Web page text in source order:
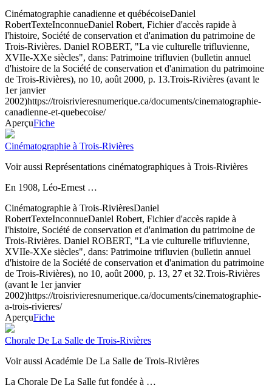
Cinématographie canadienne et québécoiseDaniel
RobertTexteInconnueDaniel Robert, Fichier d'accès rapide à
l'histoire, Société de conservation et d'animation du patrimoine de
Trois-Rivières. Daniel ROBERT, "La vie culturelle trifluvienne,
XVIIe-XXe siècles", dans: Patrimoine trifluvien (bulletin annuel
d'histoire de la Société de conservation et d'animation du patrimoine
de Trois-Rivières), no 10, août 2000, p. 13.Trois-Rivières (avant le
1er janvier
2002)https://troisrivieresnumerique.ca/documents/cinematographie-
canadienne-et-quebecoise/
AperçuFiche
Cinématographie à Trois-Rivières
Voir aussi Représentations cinématographiques à Trois-Rivières
En 1908, Léo-Ernest …
Cinématographie à Trois-RivièresDaniel
RobertTexteInconnueDaniel Robert, Fichier d'accès rapide à
l'histoire, Société de conservation et d'animation du patrimoine de
Trois-Rivières. Daniel ROBERT, "La vie culturelle trifluvienne,
XVIIe-XXe siècles", dans: Patrimoine trifluvien (bulletin annuel
d'histoire de la Société de conservation et d'animation du patrimoine
de Trois-Rivières), no 10, août 2000, p. 13, 27 et 32.Trois-Rivières
(avant le 1er janvier
2002)https://troisrivieresnumerique.ca/documents/cinematographie-
a-trois-rivieres/
AperçuFiche
Chorale De La Salle de Trois-Rivières
Voir aussi Académie De La Salle de Trois-Rivières
La Chorale De La Salle fut fondée à …